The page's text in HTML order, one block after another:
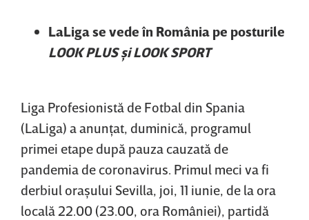
LaLiga se vede în România pe posturile
LOOK PLUS şi LOOK SPORT
Liga Profesionistă de Fotbal din Spania
(LaLiga) a anunţat, duminică, programul
primei etape după pauza cauzată de
pandemia de coronavirus. Primul meci va fi
derbiul oraşului Sevilla, joi, 11 iunie, de la ora
locală 22.00 (23.00, ora României), partidă